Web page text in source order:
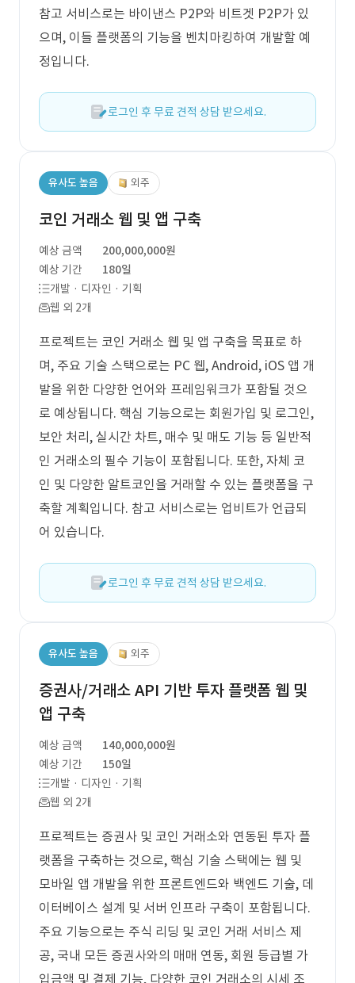
참고 서비스로는 바이낸스 P2P와 비트겟 P2P가 있
으며, 이들 플랫폼의 기능을 벤치마킹하여 개발할 예
정입니다.
로그인 후 무료 견적 상담 받으세요.
유사도 높음 외주
코인 거래소 웹 및 앱 구축
예상 금액
200,000,000원
예상 기간
180일
개발 · 디자인 · 기획
웹 외 2개
프로젝트는 코인 거래소 웹 및 앱 구축을 목표로 하
며, 주요 기술 스택으로는 PC 웹, Android, iOS 앱 개
발을 위한 다양한 언어와 프레임워크가 포함될 것으
로 예상됩니다. 핵심 기능으로는 회원가입 및 로그인,
보안 처리, 실시간 차트, 매수 및 매도 기능 등 일반적
인 거래소의 필수 기능이 포함됩니다. 또한, 자체 코
인 및 다양한 알트코인을 거래할 수 있는 플랫폼을 구
축할 계획입니다. 참고 서비스로는 업비트가 언급되
어 있습니다.
로그인 후 무료 견적 상담 받으세요.
유사도 높음 외주
증권사/거래소 API 기반 투자 플랫폼 웹 및
앱 구축
예상 금액
140,000,000원
예상 기간
150일
개발 · 디자인 · 기획
웹 외 2개
프로젝트는 증권사 및 코인 거래소와 연동된 투자 플
랫폼을 구축하는 것으로, 핵심 기술 스택에는 웹 및
모바일 앱 개발을 위한 프론트엔드와 백엔드 기술, 데
이터베이스 설계 및 서버 인프라 구축이 포함됩니다.
주요 기능으로는 주식 리딩 및 코인 거래 서비스 제
공, 국내 모든 증권사와의 매매 연동, 회원 등급별 가
입금액 및 결제 기능, 다양한 코인 거래소의 시세 조